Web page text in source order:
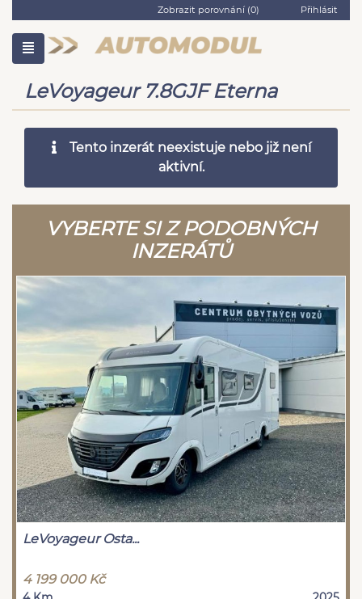
Zobrazit porovnání (0) Přihlásit
LeVoyageur 7.8GJF Eterna
Tento inzerát neexistuje nebo již není
aktivní.
VYBERTE SI Z PODOBNÝCH
INZERÁTŮ
LeVoyageur Osta...
4 199 000 Kč